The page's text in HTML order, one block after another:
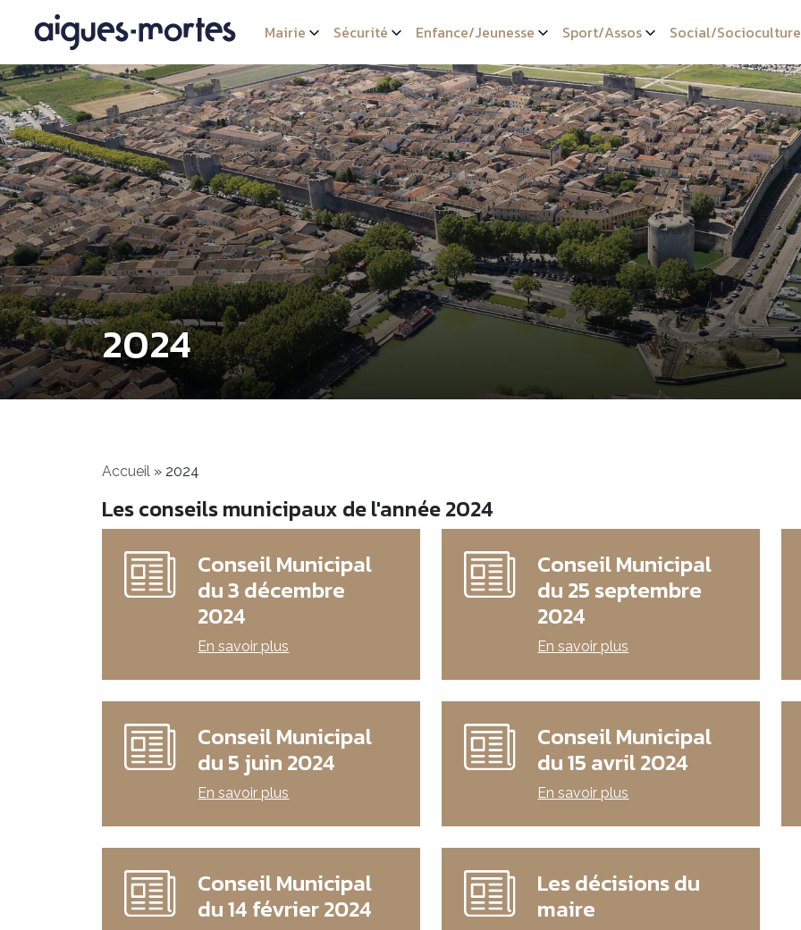
Mairie Sécurité Enfance/Jeunesse Sport/Assos Social/
2024
Accueil » 2024
Les conseils municipaux de l'année 2024
Conseil Municipal
du 3 décembre
2024
En savoir plus
Conseil Municipal
du 25 septembre
2024
En savoir plus
Conseil Municipal
du 5 juin 2024
En savoir plus
Conseil Municipal
du 15 avril 2024
En savoir plus
Conseil Municipal
du 14 février 2024
Les décisions du
maire